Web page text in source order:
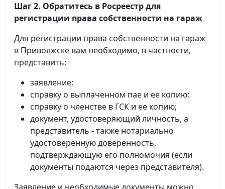
Шаг 2. Обратитесь в Росреестр для
регистрации права собственности на гараж
Для регистрации права собственности на гараж
в Приволжске вам необходимо, в частности,
представить:
заявление;
справку о выплаченном пае и ее копию;
справку о членстве в ГСК и ее копию;
документ, удостоверяющий личность, а
представитель - также нотариально
удостоверенную доверенность,
подтверждающую его полномочия (если
документы подаются через представителя).